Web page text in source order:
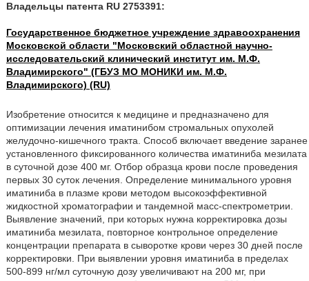
Владельцы патента RU 2753391:
Государственное бюджетное учреждение здравоохранения
Московской области "Московский областной научно-
исследовательский клинический институт им. М.Ф.
Владимирского" (ГБУЗ МО МОНИКИ им. М.Ф.
Владимирского) (RU)
Изобретение относится к медицине и предназначено для
оптимизации лечения иматинибом стромальных опухолей
желудочно-кишечного тракта. Способ включает введение заранее
установленного фиксированного количества иматиниба мезилата
в суточной дозе 400 мг. Отбор образца крови после проведения
первых 30 суток лечения. Определение минимального уровня
иматиниба в плазме крови методом высокоэффективной
жидкостной хроматографии и тандемной масс-спектрометрии.
Выявление значений, при которых нужна корректировка дозы
иматиниба мезилата, повторное контрольное определение
концентрации препарата в сыворотке крови через 30 дней после
корректировки. При выявлении уровня иматиниба в пределах
500-899 нг/мл суточную дозу увеличивают на 200 мг, при